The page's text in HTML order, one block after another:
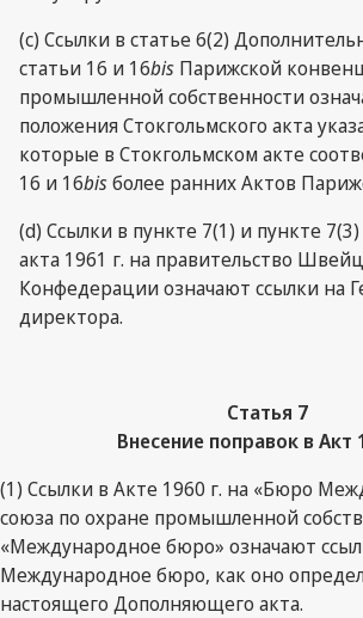
(c) Ссылки в статье 6(2)
статьи 16 и 16bis Парижской
промышленной собственности
положения Стокгольмского акта
которые в Стокгольмском акте
16 и 16bisболее ранних Актов
(d) Ссылки в пункте 7(1) и пункте
акта 1961 г. на правительство
Конфедерации означают ссылки на
директора.
Статья 7
Внесение поправок в Акт
(1) Ссылки в Акте 1960 г. на «Бюро
союза по охране промышленной
«Международное бюро» означают
Международное бюро, как оно
настоящего Дополняющего акта.